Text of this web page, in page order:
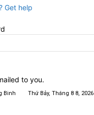
Get help
to you.
Binh Thứ Bảy, Tháng 8 8, 2026